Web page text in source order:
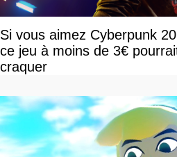
Si vous aimez Cyberpunk
ce jeu à moins de 3€
craquer